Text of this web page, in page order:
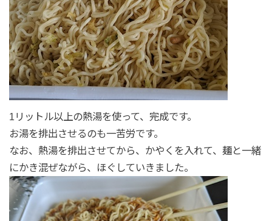
1リットル以上の熱湯を使って、完成です。
お湯を排出させるのも一苦労です。
なお、熱湯を排出させてから、かやくを入れて、麺と一緒
にかき混ぜながら、ほぐしていきました。